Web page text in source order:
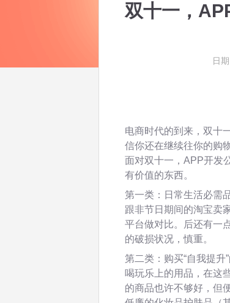
双十一，
日
电商时代的到来，双十
信你还在继续往你的购
面对双十一，APP开发
有价值的东西。
第一类：日常生活必需
跟非节日期间的淘宝卖
平台做对比。后还有一
的破损状况，慎重。
第二类：购买“自我提
喝玩乐上的用品，在这
的商品也许不够好，但